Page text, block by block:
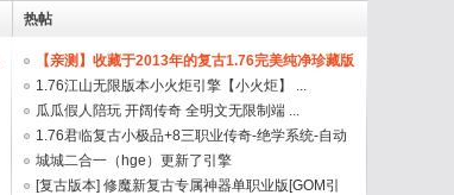
热帖
【亲测】收藏于2013年的复古1.76完美纯净珍藏版
...
1.76江山无限版本小火炬引擎【小火炬】 ...
瓜瓜假人陪玩 开阔传奇 全明文无限制端 ...
1.76君临复古小极品+8三职业传奇-绝学系统-自动
回收- ...
城城二合一（hge）更新了引擎
[复古版本] 修魔新复古专属神器单职业版[GOM引